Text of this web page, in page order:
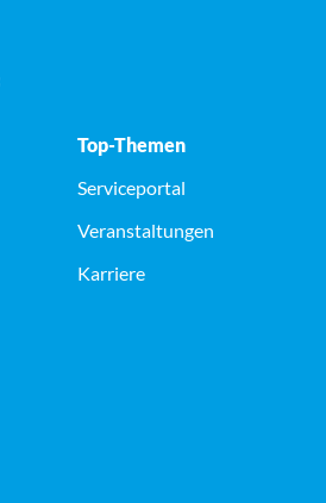
Top-Themen
Serviceportal
Veranstaltungen
Karriere